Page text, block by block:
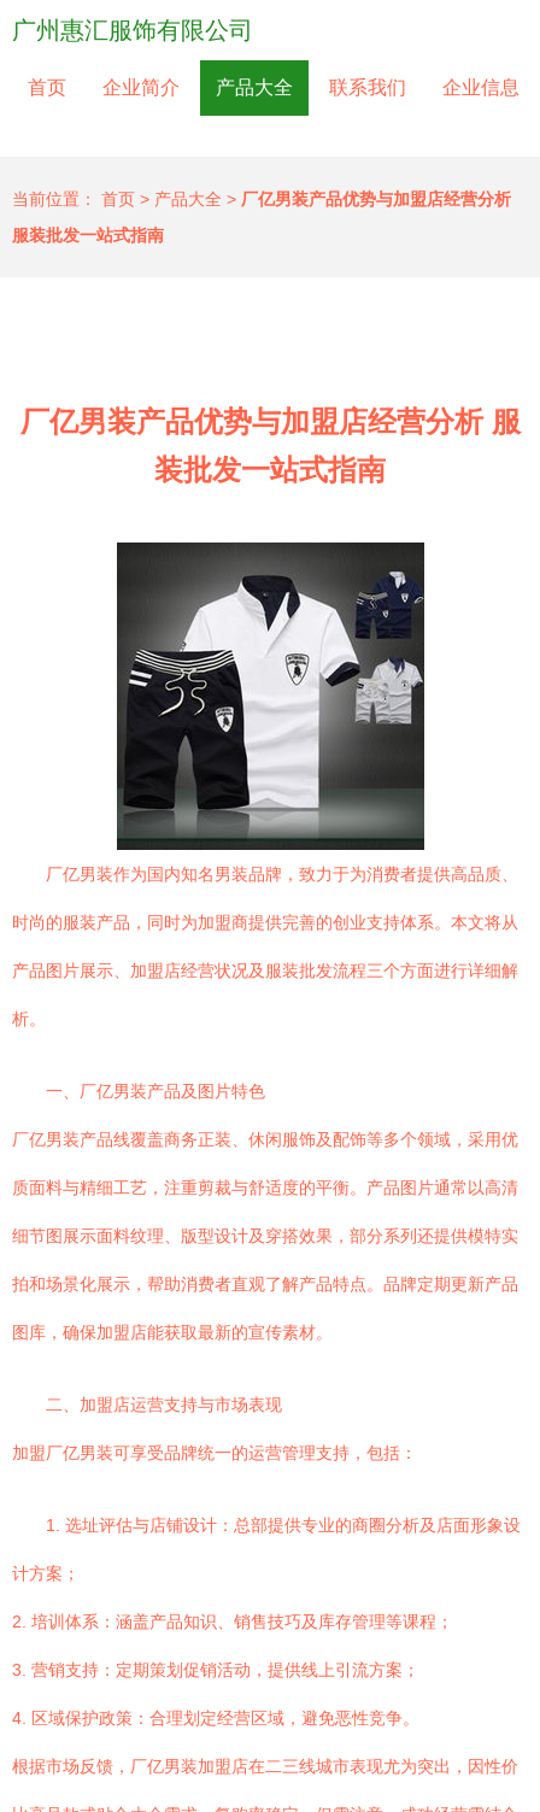
广州惠汇服饰有限公司
首页 企业简介 产品大全 联系我们 企业信息
当前位置： 首页 > 产品大全 > 厂亿男装产品优势与加盟店经营分析
服装批发一站式指南
厂亿男装产品优势与加盟店经营分析 服
装批发一站式指南
厂亿男装作为国内知名男装品牌，致力于为消费者提供高品质、
时尚的服装产品，同时为加盟商提供完善的创业支持体系。本文将从
产品图片展示、加盟店经营状况及服装批发流程三个方面进行详细解
析。
一、厂亿男装产品及图片特色
厂亿男装产品线覆盖商务正装、休闲服饰及配饰等多个领域，采用优
质面料与精细工艺，注重剪裁与舒适度的平衡。产品图片通常以高清
细节图展示面料纹理、版型设计及穿搭效果，部分系列还提供模特实
拍和场景化展示，帮助消费者直观了解产品特点。品牌定期更新产品
图库，确保加盟店能获取最新的宣传素材。
二、加盟店运营支持与市场表现
加盟厂亿男装可享受品牌统一的运营管理支持，包括：
1. 选址评估与店铺设计：总部提供专业的商圈分析及店面形象设
计方案；
2. 培训体系：涵盖产品知识、销售技巧及库存管理等课程；
3. 营销支持：定期策划促销活动，提供线上引流方案；
4. 区域保护政策：合理划定经营区域，避免恶性竞争。
根据市场反馈，厂亿男装加盟店在二三线城市表现尤为突出，因性价